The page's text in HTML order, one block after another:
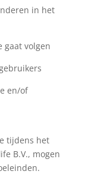
in het
volgen
en/of
tijdens het
B.V., mogen